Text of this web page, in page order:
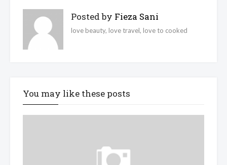
Posted by Fieza Sani
love beauty, love travel, love to cooked
You may like these posts